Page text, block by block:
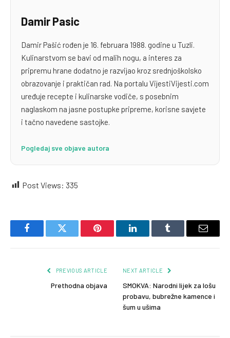
Damir Pasic
Damir Pašić rođen je 16. februara 1988. godine u Tuzli.
Kulinarstvom se bavi od malih nogu, a interes za
pripremu hrane dodatno je razvijao kroz srednjoškolsko
obrazovanje i praktičan rad. Na portalu VijestiVijesti.com
uređuje recepte i kulinarske vodiče, s posebnim
naglaskom na jasne postupke pripreme, korisne savjete
i tačno navedene sastojke.
Pogledaj sve objave autora
Post Views: 335
FacebookTwitter Pinterest LinkedInTumblr Email
PREVIOUS ARTICLE
Prethodna objava
NEXT ARTICLE
SMOKVA: Narodni lijek za lošu
probavu, bubrežne kamence i
šum u ušima